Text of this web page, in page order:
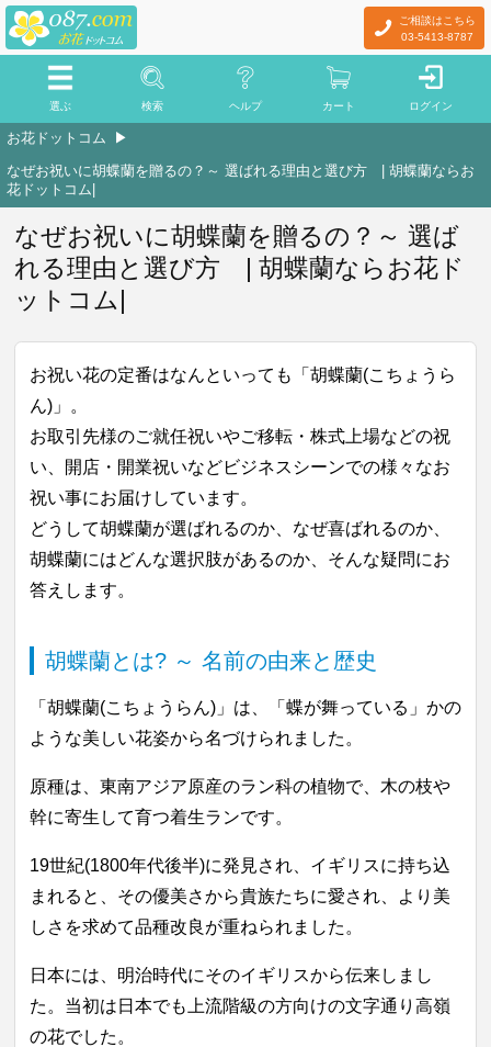
ご相談はこちら
03-5413-8787
選ぶ 検索 ヘルプ カート ログイン
お花ドットコム
なぜお祝いに胡蝶蘭を贈るの？～ 選ばれる理由と選び方 | 胡蝶蘭ならお
花ドットコム|
なぜお祝いに胡蝶蘭を贈るの？～ 選ば
れる理由と選び方 | 胡蝶蘭ならお花ド
ットコム|
お祝い花の定番はなんといっても「胡蝶蘭(こちょうら
ん)」。
お取引先様のご就任祝いやご移転・株式上場などの祝
い、開店・開業祝いなどビジネスシーンでの様々なお
祝い事にお届けしています。
どうして胡蝶蘭が選ばれるのか、なぜ喜ばれるのか、
胡蝶蘭にはどんな選択肢があるのか、そんな疑問にお
答えします。
胡蝶蘭とは? ～ 名前の由来と歴史
「胡蝶蘭(こちょうらん)」は、「蝶が舞っている」かの
ような美しい花姿から名づけられました。
原種は、東南アジア原産のラン科の植物で、木の枝や
幹に寄生して育つ着生ランです。
19世紀(1800年代後半)に発見され、イギリスに持ち込
まれると、その優美さから貴族たちに愛され、より美
しさを求めて品種改良が重ねられました。
日本には、明治時代にそのイギリスから伝来しまし
た。当初は日本でも上流階級の方向けの文字通り高嶺
の花でした。